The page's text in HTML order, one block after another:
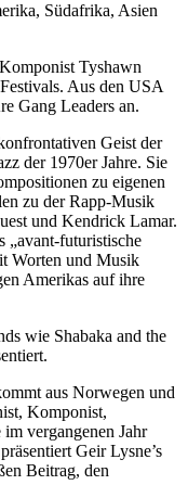
Südafrika, Asien
Tyshawn
Aus den USA
Gang Leaders an.
Geist der
der 1970er Jahre. Sie
zu eigenen
zu der Rapp-Musik
und Kendrick Lamar.
„avant-futuristische
Worten und Musik
Amerikas auf ihre
wie Shabaka and the
aus Norwegen und
Komponist,
vergangenen Jahr
Geir Lysne’s
Beitrag, den